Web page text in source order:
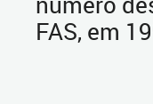
FAS, em